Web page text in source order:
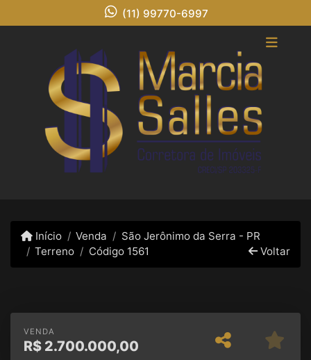
(11) 99770-6997
Início Venda
São Jerônimo da Serra - PR
Terreno
Código 1561 Voltar
VENDA
R$ 2.700.000,00